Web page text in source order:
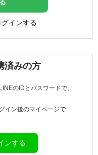
インする
済みの方
のIDとパスワードで、
イン後のマイページで
ンする